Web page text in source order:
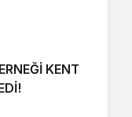
KENT